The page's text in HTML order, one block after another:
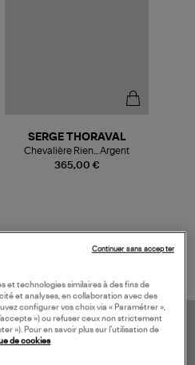
365,00 €
SERGE THORAVAL
Chevalière Rien... Argent
et technologies similaires à des fins de
et analyses, en collaboration avec des
configurer vos choix via « Paramétrer »,
») ou refuser ceux non strictement
»). Pour en savoir plus sur l’utilisation de
de cookies
Continuer sans accepter